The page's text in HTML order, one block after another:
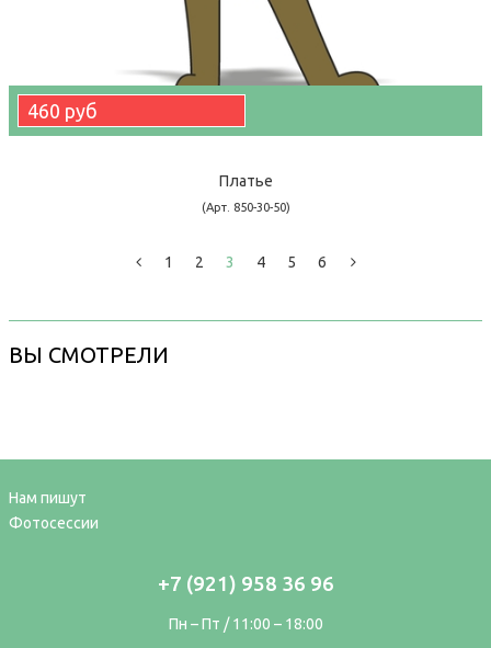
460 руб
Платье
(Арт. 850-30-50)
1 2 3 4 5 6
ВЫ СМОТРЕЛИ
Нам пишут
Фотосессии
+7 (921) 958 36 96
Пн – Пт / 11:00 – 18:00